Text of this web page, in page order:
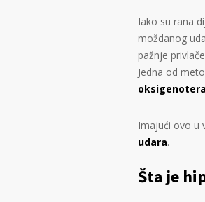
Iako su rana
moždanog
pažnje
Jedna od
Imajući ovo u
udara.
Šta je